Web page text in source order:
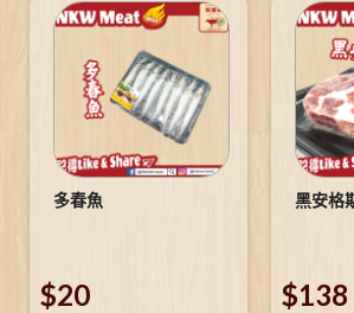
多春魚
$20
黑安格
$138